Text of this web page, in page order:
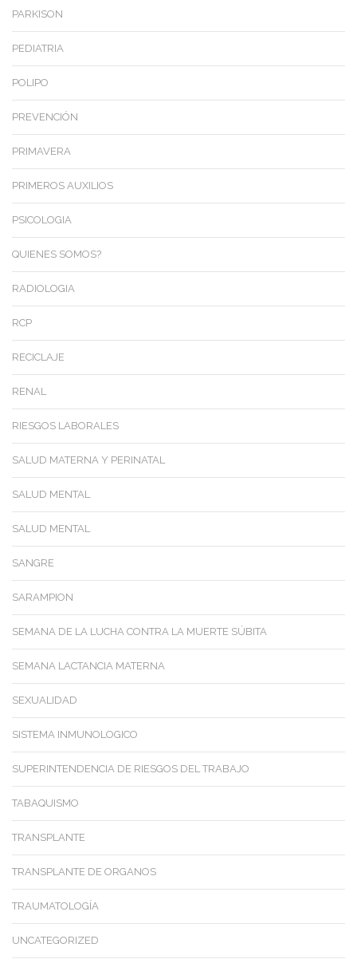
PARKISON
PEDIATRIA
POLIPO
PREVENCIÓN
PRIMAVERA
PRIMEROS AUXILIOS
PSICOLOGIA
QUIENES SOMOS?
RADIOLOGIA
RCP
RECICLAJE
RENAL
RIESGOS LABORALES
SALUD MATERNA Y PERINATAL
SALUD MENTAL
SALUD MENTAL
SANGRE
SARAMPION
SEMANA DE LA LUCHA CONTRA LA MUERTE SÚBITA
SEMANA LACTANCIA MATERNA
SEXUALIDAD
SISTEMA INMUNOLOGICO
SUPERINTENDENCIA DE RIESGOS DEL TRABAJO
TABAQUISMO
TRANSPLANTE
TRANSPLANTE DE ORGANOS
TRAUMATOLOGÍA
UNCATEGORIZED